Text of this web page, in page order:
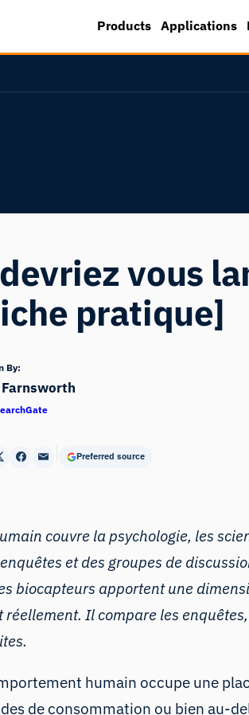
Products Applications
vous
pratique]
By:
Preferred source
couvre la psychologie, les
et des groupes de
biocapteurs apportent une
Il compare les
humain occupe une
de consommation ou bien